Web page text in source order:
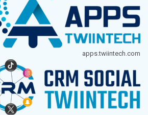
apps.twiintech.com